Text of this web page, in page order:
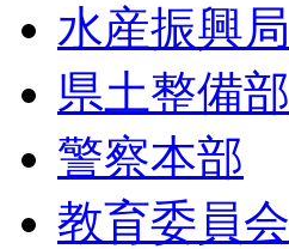
水産振興局
県土整備部
警察本部
教育委員会